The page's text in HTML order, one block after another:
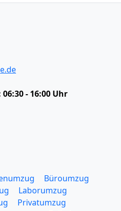
06:30 - 16:00 Uhr
Büroumzug
Laborumzug
Privatumzug